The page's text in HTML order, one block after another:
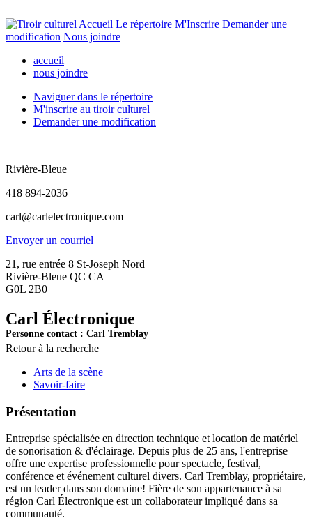
Accueil Le répertoire M'Inscrire Demander une
modification Nous joindre
accueil
nous joindre
Naviguer dans le répertoire
M'inscrire au tiroir culturel
Demander une modification
Rivière-Bleue
418 894-2036
carl@carlelectronique.com
Envoyer un courriel
21, rue entrée 8 St-Joseph Nord
Rivière-Bleue QC CA
G0L 2B0
Carl Électronique
Personne contact : Carl Tremblay
Retour à la recherche
Arts de la scène
Savoir-faire
Présentation
Entreprise spécialisée en direction technique et location de matériel
de sonorisation & d'éclairage. Depuis plus de 25 ans, l'entreprise
offre une expertise professionnelle pour spectacle, festival,
conférence et événement culturel divers. Carl Tremblay, propriétaire,
est un leader dans son domaine! Fière de son appartenance à sa
région Carl Électronique est un collaborateur impliqué dans sa
communauté.